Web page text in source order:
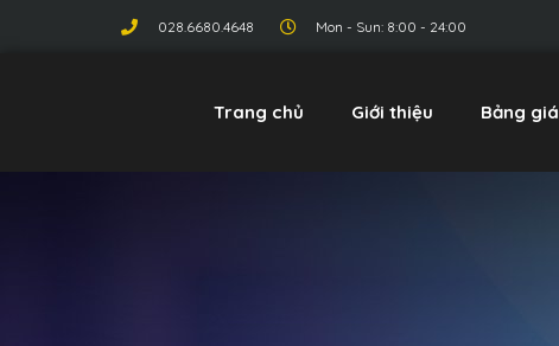
028.6680.4648 Mon - Sun: 8:00 - 24:00
Trang chủ Giới thiệu Bảng giá